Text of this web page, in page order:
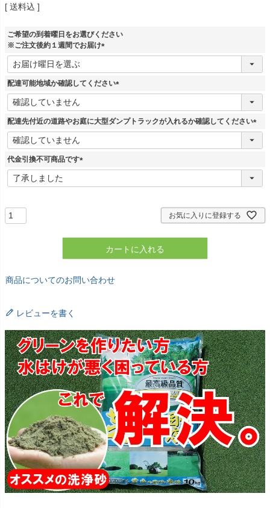
送料込
ご希望の到着曜日をお選びください
※ご注文後約１週間でお届け
(
須
配達可能地域か確認してください
(
須
配達先付近の道路やお庭に大型ダンプトラックが入れるか確認してください
(
代金引換不可商品です
(
お気に入りに登録する
カートに入れる
商品についてのお問い合わせ
レビューを書く